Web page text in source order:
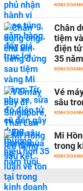
KINH DOANH
Chân
tiệm
điện tử
35
KINH DOANH
Vé
sâu
KINH DOANH
Mi
trong
KINH DOANH